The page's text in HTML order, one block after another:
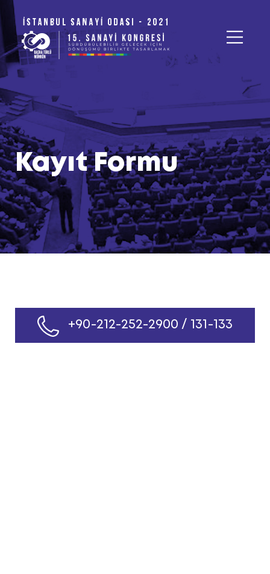
Kayıt Formu
+90-212-252-2900 / 131-133